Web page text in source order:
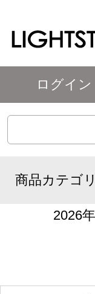
ログイン
商品カテゴ
2026